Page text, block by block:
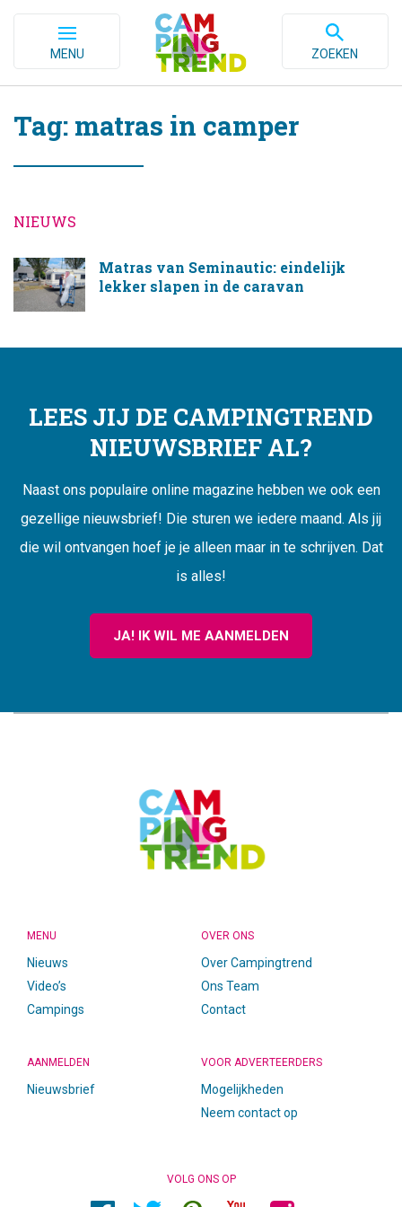
MENU ZOEKEN
Tag: matras in camper
NIEUWS
Matras van Seminautic: eindelijk
lekker slapen in de caravan
LEES JIJ DE CAMPINGTREND
NIEUWSBRIEF AL?
Naast ons populaire online magazine hebben we ook een
gezellige nieuwsbrief! Die sturen we iedere maand. Als jij
die wil ontvangen hoef je je alleen maar in te schrijven. Dat
is alles!
JA! IK WIL ME AANMELDEN
MENU
Nieuws
Video’s
Campings
OVER ONS
Over Campingtrend
Ons Team
Contact
AANMELDEN
Nieuwsbrief
VOOR ADVERTEERDERS
Mogelijkheden
Neem contact op
VOLG ONS OP